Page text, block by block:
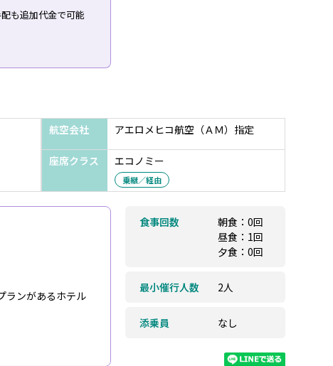
も追加代金で可能
航空会社 アエロメヒコ航空（ＡＭ）指定
座席クラス エコノミー
乗継／経由
ランがあるホテル
食事回数
朝食：0回
昼食：1回
夕食：0回
最小催行人数 2人
添乗員 なし